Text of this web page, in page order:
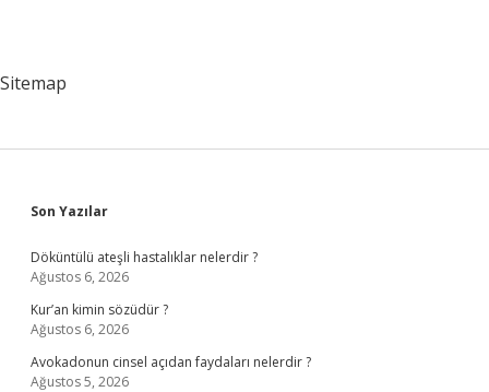
Sitemap
Sidebar
Son Yazılar
Döküntülü ateşli hastalıklar nelerdir ?
Ağustos 6, 2026
Kur’an kimin sözüdür ?
Ağustos 6, 2026
Avokadonun cinsel açıdan faydaları nelerdir ?
Ağustos 5, 2026